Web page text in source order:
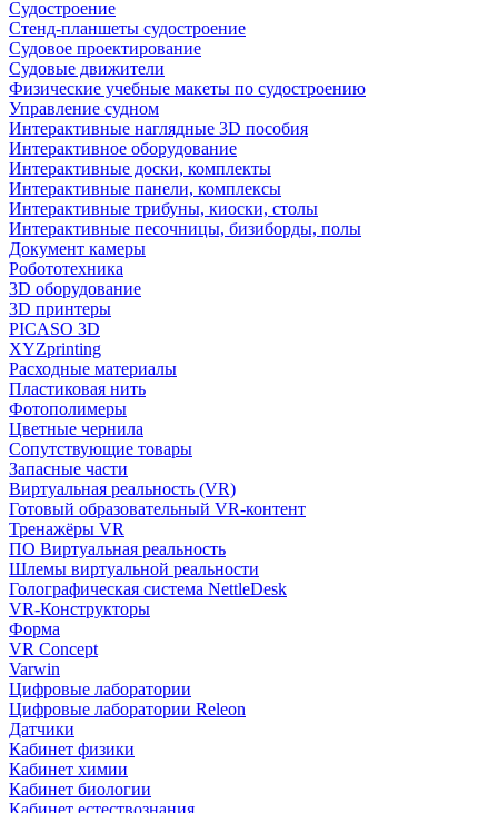
Судостроение
Стенд-планшеты судостроение
Судовое проектирование
Судовые движители
Физические учебные макеты по судостроению
Управление судном
Интерактивные наглядные 3D пособия
Интерактивное оборудование
Интерактивные доски, комплекты
Интерактивные панели, комплексы
Интерактивные трибуны, киоски, столы
Интерактивные песочницы, бизиборды, полы
Документ камеры
Робототехника
3D оборудование
3D принтеры
PICASO 3D
XYZprinting
Расходные материалы
Пластиковая нить
Фотополимеры
Цветные чернила
Сопутствующие товары
Запасные части
Виртуальная реальность (VR)
Готовый образовательный VR-контент
Тренажёры VR
ПО Виртуальная реальность
Шлемы виртуальной реальности
Голографическая система NettleDesk
VR-Конструкторы
Форма
VR Concept
Varwin
Цифровые лаборатории
Цифровые лаборатории Releon
Датчики
Кабинет физики
Кабинет химии
Кабинет биологии
Кабинет естествознания